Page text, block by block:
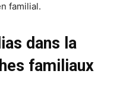
familial.
dans la
familiaux